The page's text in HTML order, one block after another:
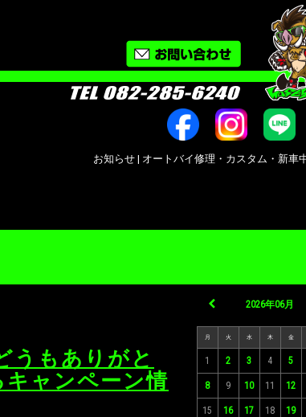
お知らせ | オートバイ修理・カスタム・新車中古車販
うもありがと
ャンペーン情
2026年06月
月 火 水 木 金
1 2 3 4 5
8 9 10 11 12
15 16 17 18 19